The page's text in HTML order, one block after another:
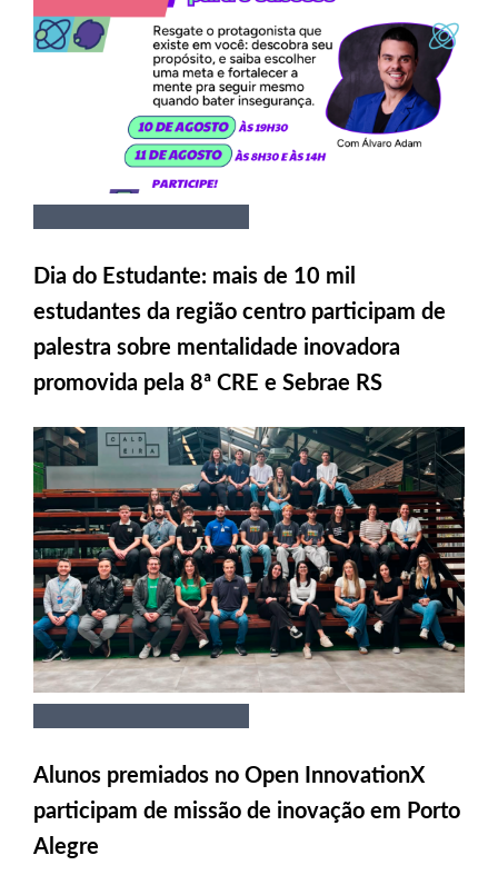
Dia do Estudante: mais de 10 mil
estudantes da região centro participam de
palestra sobre mentalidade inovadora
promovida pela 8ª CRE e Sebrae RS
Alunos premiados no Open InnovationX
participam de missão de inovação em Porto
Alegre